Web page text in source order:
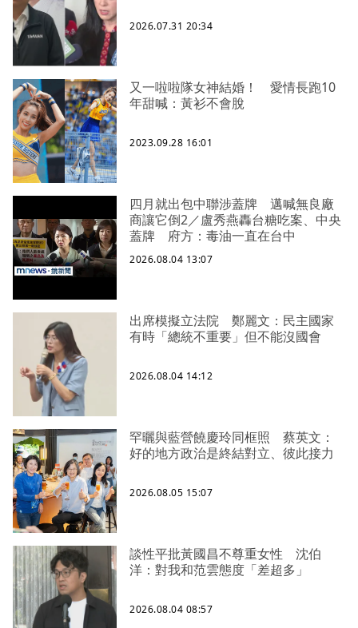
2026.07.31 20:34
又一啦啦隊女神結婚！ 愛情長跑10
年甜喊：黃衫不會脫
2023.09.28 16:01
四月就出包中聯涉蓋牌 邁喊無良廠
商讓它倒2／盧秀燕轟台糖吃案、中央
蓋牌 府方：毒油一直在台中
2026.08.04 13:07
出席模擬立法院 鄭麗文：民主國家
有時「總統不重要」但不能沒國會
2026.08.04 14:12
罕曬與藍營饒慶玲同框照 蔡英文：
好的地方政治是終結對立、彼此接力
2026.08.05 15:07
談性平批黃國昌不尊重女性 沈伯
洋：對我和范雲態度「差超多」
2026.08.04 08:57